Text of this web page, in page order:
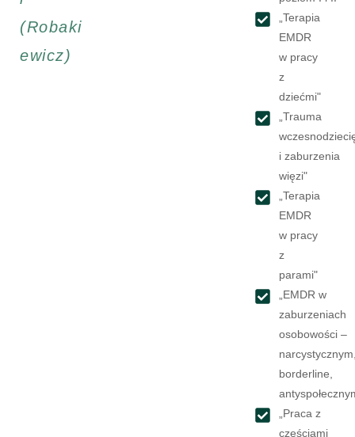
(Robaki
ewicz)
„Terapia
EMDR
w pracy
z
dziećmi"
„Trauma
i zaburzenia
więzi"
„Terapia
EMDR
w pracy
z
parami"
„EMDR w
zaburzeniach
osobowości –
borderline,
„Praca z
częściami